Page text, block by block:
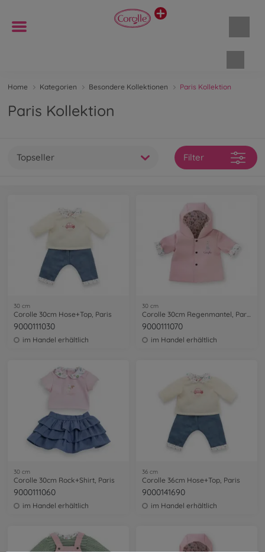
Home Kategorien Besondere Kollektionen Paris Kollektion
Paris Kollektion
Topseller Filter
30 cm
Corolle 30cm Hose+Top, Paris
9000111030
im Handel erhältlich
30 cm
Corolle 30cm Regenmantel, Paris
9000111070
im Handel erhältlich
30 cm
Corolle 30cm Rock+Shirt, Paris
9000111060
im Handel erhältlich
36 cm
Corolle 36cm Hose+Top, Paris
9000141690
im Handel erhältlich